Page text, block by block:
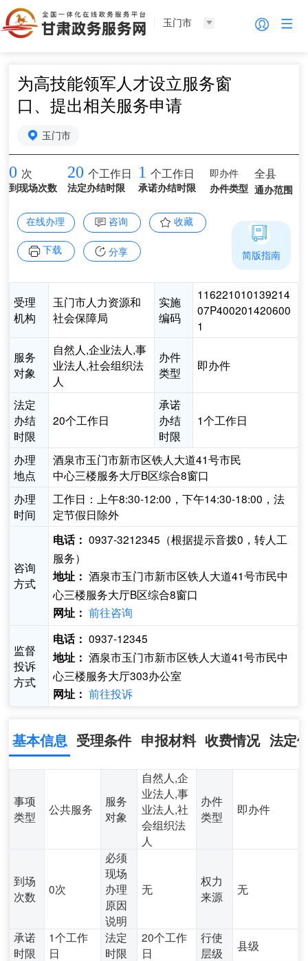
玉门市
为高技能领军人才设立服务窗
口、提出相关服务申请
玉门市
0 次
到现场次数
20 个工作日
法定办结时限
1 个工作日
承诺办结时限
即办件
办件类型
全县
通办范围
在线办理 咨询 收藏
下载 分享
受理
机构
玉门市人力资源和
社会保障局
实施
编码
116221010139214
07P400201420600
1
服务
对象
自然人,企业法人,事
业法人,社会组织法
人
办件
类型
即办件
法定
办结
时限
20个工作日
承诺
办结
时限
1个工作日
办理
地点
酒泉市玉门市新市区铁人大道41号市民
中心三楼服务大厅B区综合8窗口
办理
时间
工作日：上午8:30-12:00，下午14:30-18:00，法
定节假日除外
咨询
方式
电话： 0937-3212345（根据提示音拨0，转人工
服务）
地址： 酒泉市玉门市新市区铁人大道41号市民中
心三楼服务大厅B区综合8窗口
网址： 前往咨询
监督
投诉
方式
电话： 0937-12345
地址： 酒泉市玉门市新市区铁人大道41号市民中
心三楼服务大厅303办公室
网址： 前往投诉
简版指南
基本信息 受理条件 申报材料 收费情况 法定
事项
类型
公共服务
服务
对象
自然人,企
业法人,事
业法人,社
会组织法
人
办件
类型
即办件
到场
次数
0次
必须
现场
办理
原因
说明
无
权力
来源
无
承诺
时限
1个工作
日
法定
时限
20个工作
日
行使
层级
县级